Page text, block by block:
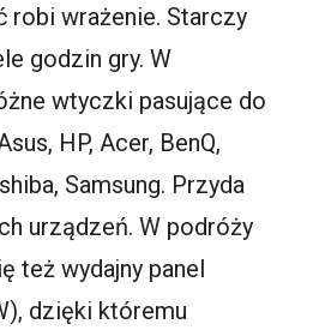
robi wrażenie. Starczy
godzin gry. W
wtyczki pasujące do
HP, Acer, BenQ,
Samsung. Przyda
urządzeń. W podróży
też wydajny panel
dzięki któremu